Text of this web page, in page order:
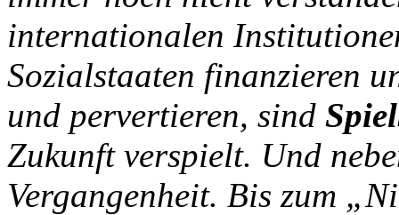
internationalen
Sozialstaaten finanzieren
und pervertieren, sind
Zukunft verspielt. Und
Vergangenheit. Bis zum